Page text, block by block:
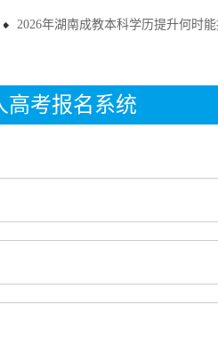
2026年湖南成教本科学历提升何时能
高考报名系统